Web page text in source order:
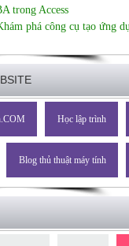
trong Access
phá công cụ tạo ứng
Học lập trình
Blog thủ thuật máy tính